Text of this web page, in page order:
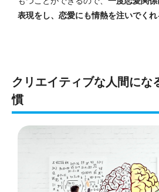
表現をし、恋愛にも情熱を注いでくれ
クリエイティブな人間にな
慣